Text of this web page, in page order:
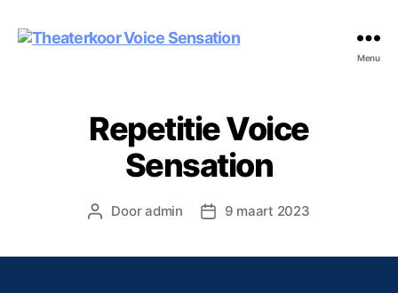
Menu
Repetitie Voice
Sensation
Berichtauteur
Dooradmin Berichtdatum
9 maart 2023